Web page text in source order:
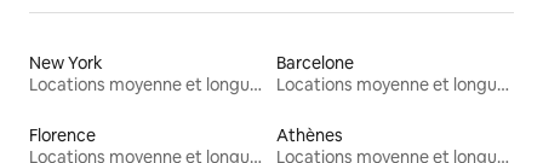
New York
Locations moyenne et longue durée
Barcelone
Locations moyenne et longue durée
Florence
Locations moyenne et longue durée
Athènes
Locations moyenne et longue durée